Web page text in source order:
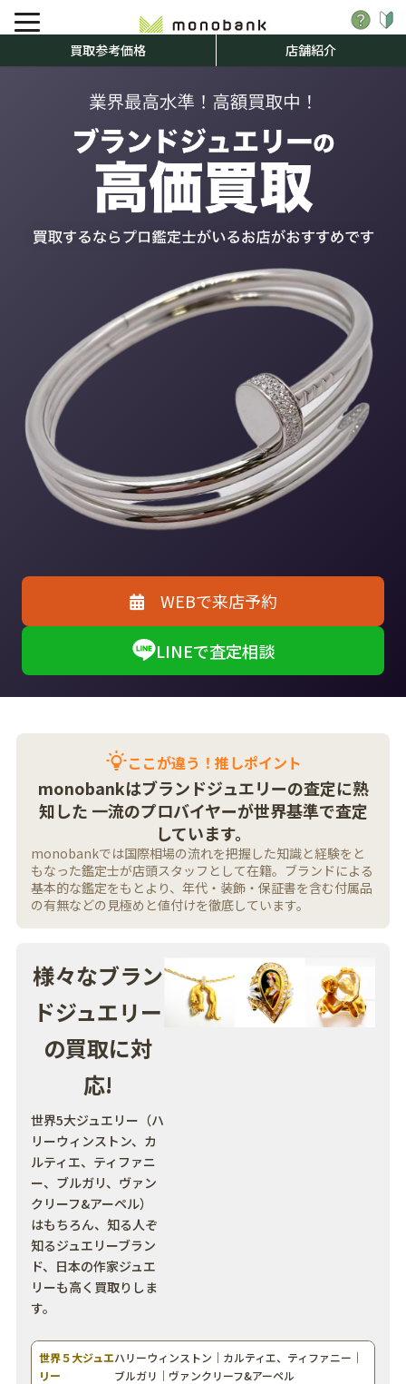
買取参考価格 店舗紹介
WEBで来店予約
LINEで査定相談
ここが違う！推しポイント
monobankはブランドジュエリーの査定に熟
知した 一流のプロバイヤーが世界基準で査定
しています。
monobankでは国際相場の流れを把握した知識と経験をと
もなった鑑定士が店頭スタッフとして在籍。ブランドによる
基本的な鑑定をもとより、年代・装飾・保証書を含む付属品
の有無などの見極めと値付けを徹底しています。
様々なブラン
ドジュエリー
の買取に対
応!
世界5大ジュエリー（ハ
リーウィンストン、カ
ルティエ、ティファニ
ー、ブルガリ、ヴァン
クリーフ&アーペル）
はもちろん、知る人ぞ
知るジュエリーブラン
ド、日本の作家ジュエ
リーも高く買取りしま
す。
世界５大ジュエ
リー
ハリーウィンストン｜カルティエ、ティファニー｜
ブルガリ｜ヴァンクリーフ&アーペル